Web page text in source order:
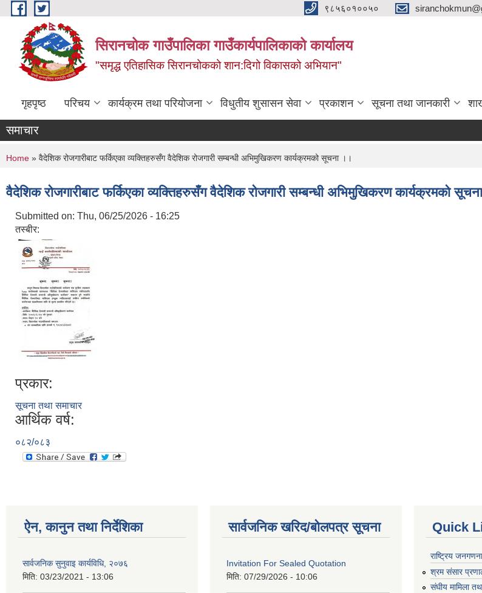
Skip to main content ९८५६०१००५०
सिरानचोक गाउँपालिका गाउँकार्यपालिकाको कार्यालय
"समृद्ध एतिहासिक सिरानचोकको शान:दिगो विकासको अभियान"
गृहपृष्ठ परिचय कार्यक्रम तथा परियोजना विधुतीय शुसासन सेवा प्रकाशन सूचना तथा जानकारी
समाचार
You are here
Home » वैदेशिक रोजगारीबाट फर्किएका व्यक्तिहरुसँग वैदेशिक रोजगारी सम्बन्धी अभिमुखिकरण कार्यक्रमको सूचना ।।
वैदेशिक रोजगारीबाट फर्किएका व्यक्तिहरुसँग वैदेशिक रोजगारी सम्बन्धी अभिमुखिकरण कार्यक्रमको
Submitted on: Thu, 06/25/2026 - 16:25
तस्बीर:
प्रकार:
सूचना तथा समाचार
आर्थिक वर्ष:
०८२/०८३
ऐन, कानुन तथा निर्देशिका
सार्वजनिक सुनुवाइ कार्यविधि, २०७६
मिति: 03/23/2021 - 13:06
सार्वजनिक खरिद/बोलपत्र सूचना
Invitation For Sealed Quotation
मिति: 07/29/2026 - 10:06
Quick
राष्ट्रिय
श्रम संसार
संघीय मामिला